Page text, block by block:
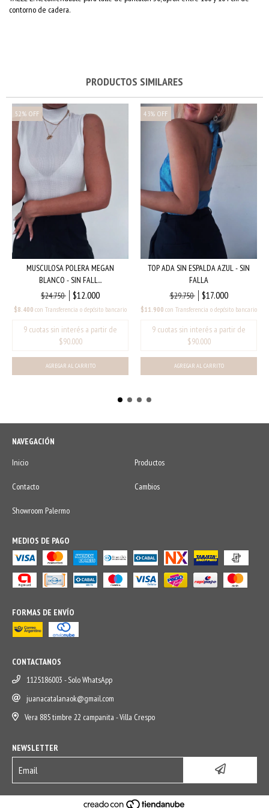
contorno de cadera.
PRODUCTOS SIMILARES
52% OFF
MUSCULOSA POLERA MEGAN
BLANCO - SIN FALL...
$24.750
$12.000
$8.400 con Transferencia o depósito bancario
43% OFF
TOP ADA SIN ESPALDA AZUL - SIN
FALLA
$29.750
$17.000
$11.900 con Transferencia o depósito bancario
AGREGAR AL CARRITO
NAVEGACIÓN
Inicio
Productos
Contacto Cambios
Showroom Palermo
MEDIOS DE PAGO
FORMAS DE ENVÍO
CONTACTANOS
1125186003 - Solo WhatsApp
juanacatalanaok@gmail.com
Vera 885 timbre 22 campanita - Villa Crespo
NEWSLETTER